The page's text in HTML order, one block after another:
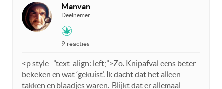
Manvan
Deelnemer
9 reacties
<p style=”text-align: left;”>Zo. Knipafval eens beter
bekeken en wat ‘gekuist’. Ik dacht dat het alleen
takken en blaadjes waren. Blijkt dat er allemaal